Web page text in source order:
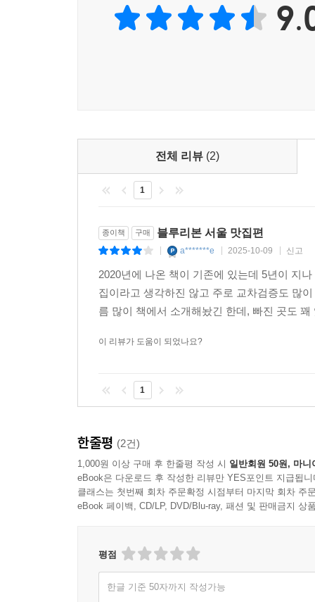
본앤브레드 한우오마카세
봉래헌 한정식
스와니예 컨템포러리
알라프리마 컨템포러리
온지음레스토랑 모던한식
정식당 뉴코리안
제로컴플렉스 컨템포러리
코자차 이노베이티브퀴진
콘티넨탈 프랑스식
테이블포포 이탈리아식
파씨오네 프랑스식
2025년 판에도 다양한 장르의 주목할 만한 새 맛
꼴라쥬 프랑스식
달리아다이닝 비건
뻬를라 피자
산로 가이세키
소수헌 스시
전체 리뷰 (2)
1
종이책 구매 블루리본 서울 맛집편
a*******e 2025-10-09 신고
2020년에 나온 책이 기존에 있는데 5년이 지
집이라고 생각하진 않고 주로 교차검증도 많
름 많이 책에서 소개해놨긴 한데, 빠진 곳도
이 리뷰가 도움이 되었나요?
1
한줄평 (2건)
1,000원 이상 구매 후 한줄평 작성 시 일반회원 50원, 마니
eBook은 다운로드 후 작성한 리뷰만 YES포인트 지급됩니
클래스는 첫번째 회차 주문확정 시점부터 마지막 회차 주
eBook 페이백, CD/LP, DVD/Blu-ray, 패션 및 판매금지 상
평점
한글 기준 50자까지 작성가능